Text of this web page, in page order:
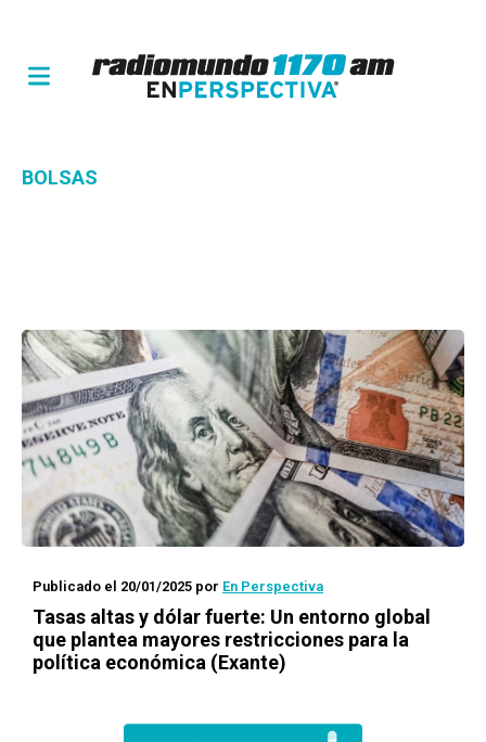
BOLSAS
Publicado el 20/01/2025 por En Perspectiva
Tasas altas y dólar fuerte: Un entorno global
que plantea mayores restricciones para la
política económica (Exante)